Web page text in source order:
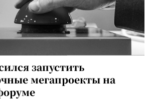
запустить
мегапроекты на